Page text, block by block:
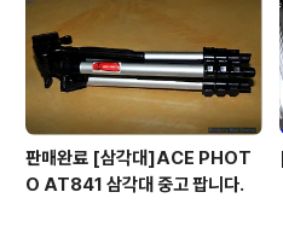
판매완료 [삼각대]ACE PHOT
O AT841 삼각대 중고 팝니다.